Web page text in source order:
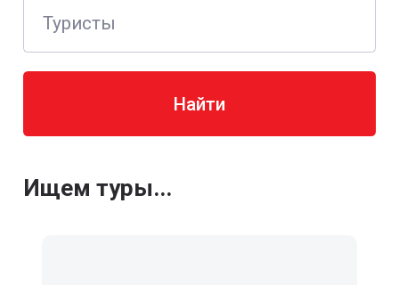
Туристы
Найти
Ищем туры...